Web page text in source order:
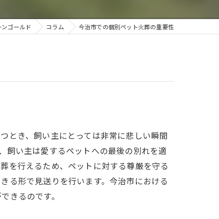
砥部ペットセレモニー
ゴールド コラム 今治市での個別ペット火葬の重要性
とき、飼い主にとっては非常に悲しい瞬間
飼い主は愛するペットへの最後の別れを適
を行えるため、ペットに対する尊厳を守る
る形で見送りを行います。今治市における
きるのです。